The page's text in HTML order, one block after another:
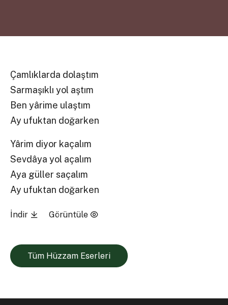
Çamlıklarda dolaştım
Sarmaşıklı yol aştım
Ben yârime ulaştım
Ay ufuktan doğarken
Yârim diyor kaçalım
Sevdâya yol açalım
Aya güller saçalım
Ay ufuktan doğarken
İndir Görüntüle
Tüm Hüzzam Eserleri